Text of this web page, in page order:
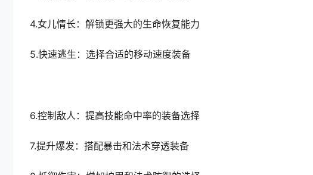
4.女儿情长：解锁更强大的生命恢复能力
5.快速逃生：选择合适的移动速度装备
6.控制敌人：提高技能命中率的装备选择
7.提升爆发：搭配暴击和法术穿透装备